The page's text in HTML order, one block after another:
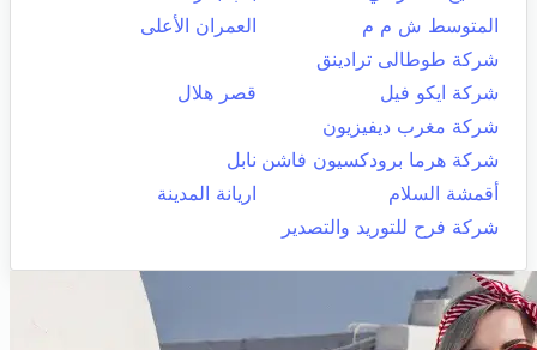
المتوسط ش م م
العمران الأعلى
شركة طوطالى ترادينق
شركة ايكو فيل
قصر هلال
شركة مغرب ديفيزيون
شركة هرما برودكسيون فاشن نابل
أقمشة السلام
اريانة المدينة
شركة فرح للتوريد والتصدير